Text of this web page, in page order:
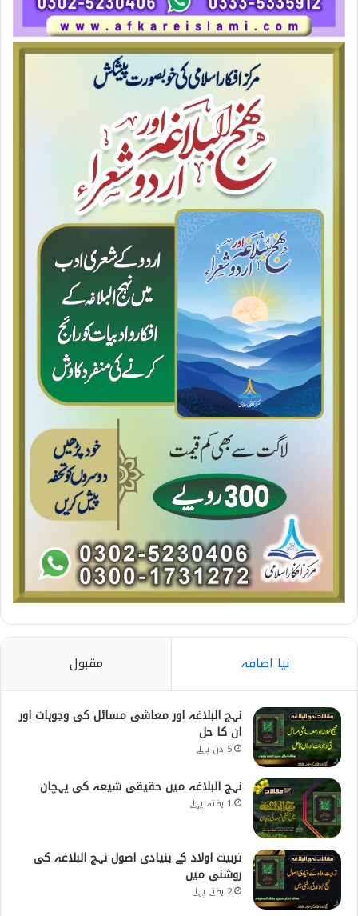
نیا اضافہ مقبول
نہج البلاغہ اور معاشی مسائل کی وجوہات اور
ان کا حل
5 دن پہلے
نہج البلاغہ میں حقیقی شیعہ کی پہچان
1 ہفتہ پہلے
تربیت اولاد کے بنیادی اصول نہج البلاغہ کی
روشنی میں
2 ہفتے پہلے